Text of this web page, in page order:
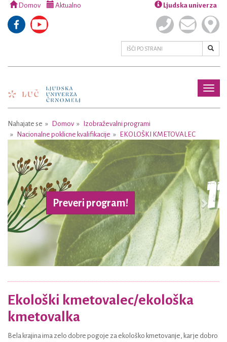
Domov Aktualno Ljudska univerza
Nahajate se Domov
Izobraževalni programi
Nacionalne poklicne kvalifikacije
EKOLOŠKI KMETOVALEC
Preveri program!
Previous Next
Ekološki kmetovalec/ekološka
kmetovalka
Bela krajina ima zelo dobre pogoje za ekološko kmetovanje, kar je dobro